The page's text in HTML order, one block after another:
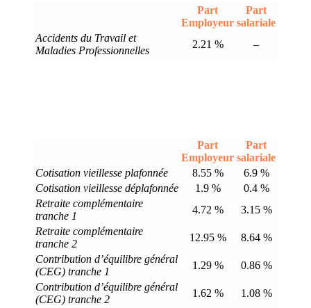
Part
Employeur
Part
salariale
Accidents du Travail et
Maladies Professionnelles
2.21 % –
Part
Employeur
Part
salariale
Cotisation vieillesse plafonnée
8.55 %
6.9 %
Cotisation vieillesse déplafonnée
1.9 %
0.4 %
Retraite complémentaire
tranche 1
4.72 %
3.15 %
Retraite complémentaire
tranche 2
12.95 %
8.64 %
Contribution d’équilibre général
(CEG) tranche 1
1.29 %
0.86 %
Contribution d’équilibre général
(CEG) tranche 2
1.62 %
1.08 %